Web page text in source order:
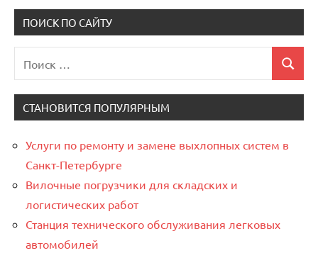
ПОИСК ПО САЙТУ
для:
Поиск
СТАНОВИТСЯ ПОПУЛЯРНЫМ
Услуги по ремонту и замене выхлопных систем в
Санкт-Петербурге
Вилочные погрузчики для складских и
логистических работ
Станция технического обслуживания легковых
автомобилей